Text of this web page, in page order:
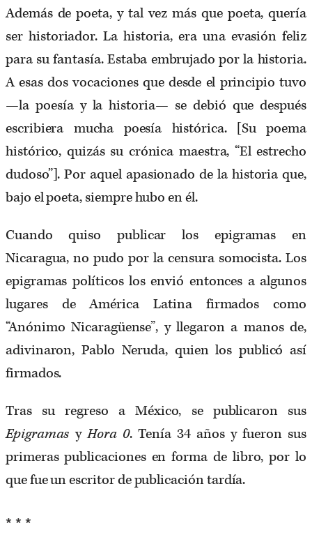
Además de poeta, y tal vez más que poeta, quería
ser historiador. La historia, era una evasión feliz
para su fantasía. Estaba embrujado por la historia.
A esas dos vocaciones que desde el principio tuvo
—la poesía y la historia— se debió que después
escribiera mucha poesía histórica. [Su poema
histórico, quizás su crónica maestra, “El estrecho
dudoso”]. Por aquel apasionado de la historia que,
bajo el poeta, siempre hubo en él.
Cuando quiso publicar los epigramas en
Nicaragua, no pudo por la censura somocista. Los
epigramas políticos los envió entonces a algunos
lugares de América Latina firmados como
“Anónimo Nicaragüense”, y llegaron a manos de,
adivinaron, Pablo Neruda, quien los publicó así
firmados.
Tras su regreso a México, se publicaron sus
Epigramas yHora 0. Tenía 34 años y fueron sus
primeras publicaciones en forma de libro, por lo
que fue un escritor de publicación tardía.
* * *